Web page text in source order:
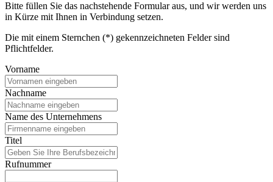
Bitte füllen Sie das nachstehende Formular aus, und wir werden uns
in Kürze mit Ihnen in Verbindung setzen.
Die mit einem Sternchen (*) gekennzeichneten Felder sind
Pflichtfelder.
Vorname
Nachname
Name des Unternehmens
Titel
Rufnummer